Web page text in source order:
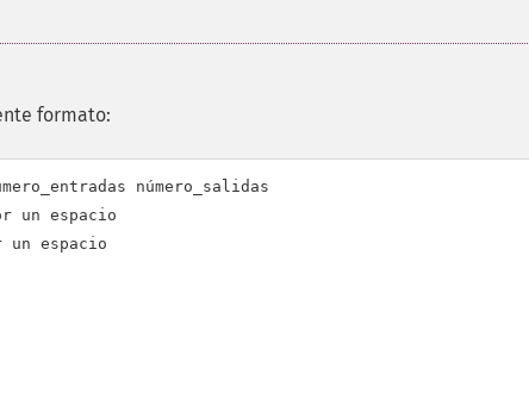
formato:
número_salidas
un espacio
un espacio